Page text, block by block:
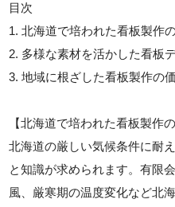
目次
1. 北海道で培われた看板製作
2. 多様な素材を活かした看板
3. 地域に根ざした看板製作の
【北海道で培われた看板製作
北海道の厳しい気候条件に耐
と知識が求められます。有限
風、厳寒期の温度変化など北